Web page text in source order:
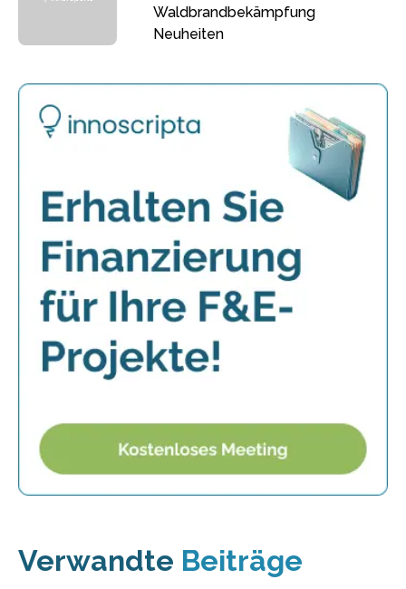
Waldbrandbekämpfung
Neuheiten
Verwandte Beiträge